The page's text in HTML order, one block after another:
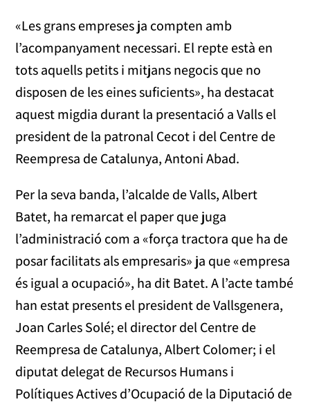
«Les grans empreses ja compten amb
l’acompanyament necessari. El repte està en
tots aquells petits i mitjans negocis que no
disposen de les eines suficients», ha destacat
aquest migdia durant la presentació a Valls el
president de la patronal Cecot i del Centre de
Reempresa de Catalunya, Antoni Abad.
Per la seva banda, l’alcalde de Valls, Albert
Batet, ha remarcat el paper que juga
l’administració com a «força tractora que ha de
posar facilitats als empresaris» ja que «empresa
és igual a ocupació», ha dit Batet. A l’acte també
han estat presents el president de Vallsgenera,
Joan Carles Solé; el director del Centre de
Reempresa de Catalunya, Albert Colomer; i el
diputat delegat de Recursos Humans i
Polítiques Actives d’Ocupació de la Diputació de